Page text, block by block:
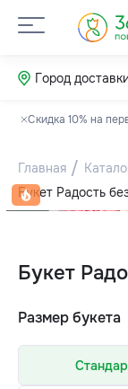
Город
Скидка 10% на
Главная
Букет Радость
Букет
Размер букета